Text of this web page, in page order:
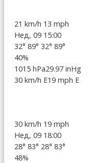
21 km/h 13 mph
Нед, 09 15:00
32° 89° 32° 89°
40%
1015 hPa29.97 inHg
30 km/h E19 mph E
30 km/h 19 mph
Нед, 09 18:00
28° 83° 28° 83°
48%